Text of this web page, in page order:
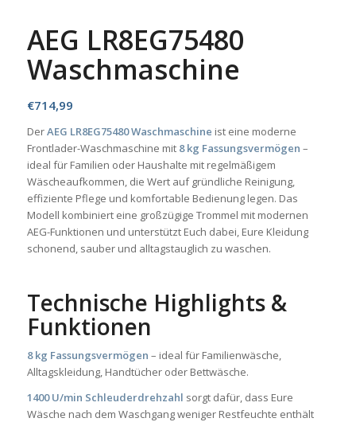
AEG LR8EG75480
Waschmaschine
€714,99
DerAEG LR8EG75480 Waschmaschine ist eine moderne
Frontlader-Waschmaschine mit 8 kg Fassungsvermögen –
ideal für Familien oder Haushalte mit regelmäßigem
Wäscheaufkommen, die Wert auf gründliche Reinigung,
effiziente Pflege und komfortable Bedienung legen. Das
Modell kombiniert eine großzügige Trommel mit modernen
AEG-Funktionen und unterstützt Euch dabei, Eure Kleidung
schonend, sauber und alltagstauglich zu waschen.
Technische Highlights &
Funktionen
8 kg Fassungsvermögen – ideal für Familienwäsche,
Alltagskleidung, Handtücher oder Bettwäsche.
1400 U/min Schleuderdrehzahl sorgt dafür, dass Eure
Wäsche nach dem Waschgang weniger Restfeuchte enthält